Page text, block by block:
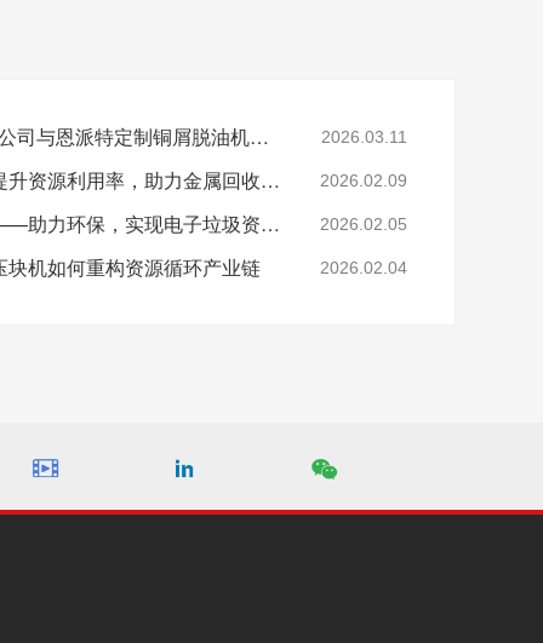
陕西SR新材料股份有限公司与恩派特定制铜屑脱油机案例 2026.03.11
恩派特钢屑压块机——提升资源利用率，助力金属回收产业升级！ 2026.02.09
恩派特电子垃圾破碎机——助力环保，实现电子垃圾资源化关键利器！ 2026.02.05
机如何重构资源循环产业链 2026.02.04